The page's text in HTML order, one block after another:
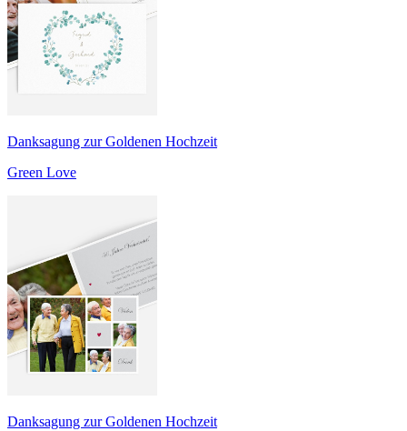
Danksagung zur Goldenen Hochzeit
Green Love
Danksagung zur Goldenen Hochzeit